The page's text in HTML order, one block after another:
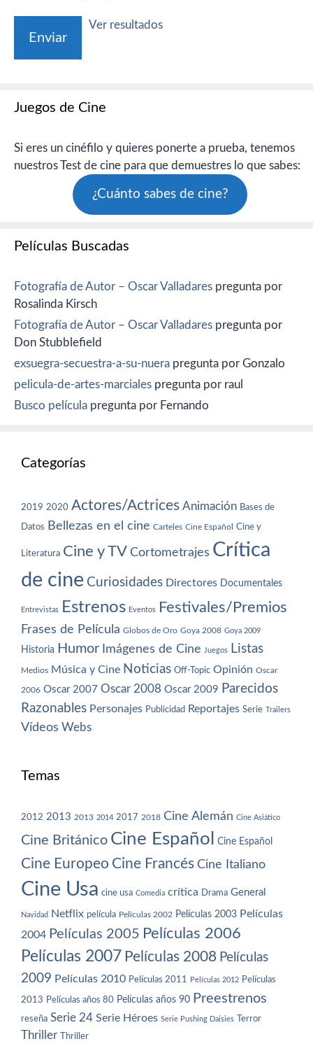
Ver resultados
Juegos de Cine
Si eres un cinéfilo y quieres ponerte a prueba, tenemos
nuestros Test de cine para que demuestres lo que sabes:
¿Cuánto sabes de cine?
Películas Buscadas
Fotografía de Autor – Oscar Valladares pregunta por
Rosalinda Kirsch
Fotografía de Autor – Oscar Valladares pregunta por
Don Stubblefield
exsuegra-secuestra-a-su-nuera pregunta por Gonzalo
pelicula-de-artes-marciales pregunta por raul
Busco película pregunta por Fernando
Categorías
2019 2020 Actores/Actrices Animación Bases de
Datos Bellezas en el cine Carteles Cine Español Cine y
Literatura Cine y TV Cortometrajes Crítica
de cine Curiosidades Directores Documentales
Entrevistas Estrenos Eventos Festivales/Premios
Frases de Película Globos de Oro Goya 2008 Goya 2009
Historia Humor Imágenes de Cine Juegos Listas
Medios Música y Cine Noticias Off-Topic Opinión Oscar
2006 Oscar 2007 Oscar 2008 Oscar 2009 Parecidos
Razonables Personajes Publicidad Reportajes Serie Trailers
Vídeos Webs
Temas
2012 2013 2013 2014 2017 2018 Cine Alemán Cine Asiático
Cine Británico Cine Español Cine Español
Cine Europeo Cine Francés Cine Italiano
Cine Usa cine usa Comedia crítica Drama General
Navidad Netflix película Películas 2002 Películas 2003 Películas
2004 Películas 2005 Películas 2006
Películas 2007 Películas 2008 Películas
2009 Películas 2010 Películas 2011 Películas 2012 Películas
2013 Películas años 80 Películas años 90 Preestrenos
reseña Serie 24 Serie Héroes Serie Pushing Daisies Terror
Thriller Thriller